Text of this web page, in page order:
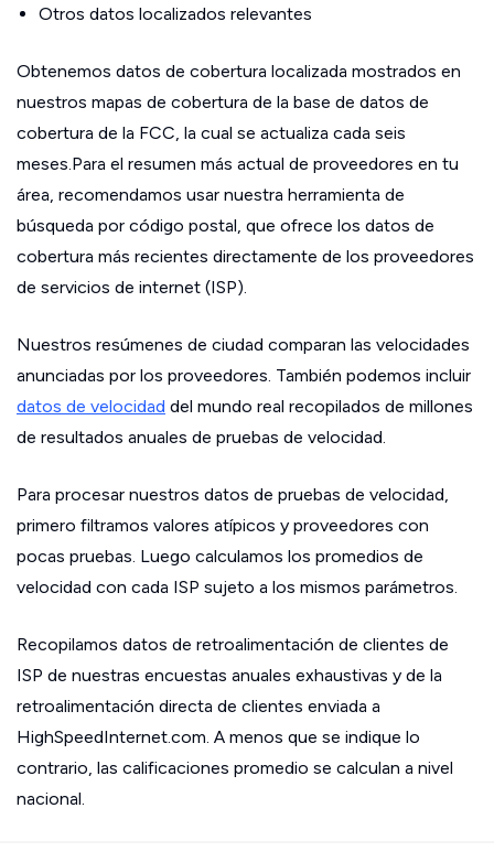
Otros datos localizados relevantes
Obtenemos datos de cobertura localizada mostrados en
nuestros mapas de cobertura de la base de datos de
cobertura de la FCC, la cual se actualiza cada seis
meses.Para el resumen más actual de proveedores en tu
área, recomendamos usar nuestra herramienta de
búsqueda por código postal, que ofrece los datos de
cobertura más recientes directamente de los proveedores
de servicios de internet (ISP).
Nuestros resúmenes de ciudad comparan las velocidades
anunciadas por los proveedores. También podemos incluir
datos de velocidad del mundo real recopilados de millones
de resultados anuales de pruebas de velocidad.
Para procesar nuestros datos de pruebas de velocidad,
primero filtramos valores atípicos y proveedores con
pocas pruebas. Luego calculamos los promedios de
velocidad con cada ISP sujeto a los mismos parámetros.
Recopilamos datos de retroalimentación de clientes de
ISP de nuestras encuestas anuales exhaustivas y de la
retroalimentación directa de clientes enviada a
HighSpeedInternet.com. A menos que se indique lo
contrario, las calificaciones promedio se calculan a nivel
nacional.